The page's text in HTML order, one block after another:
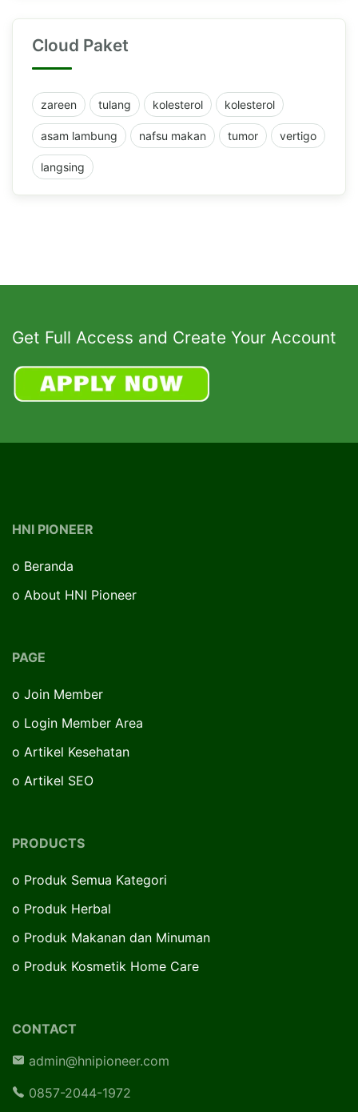
Cloud Paket
zareen tulang kolesterol kolesterol
asam lambung nafsu makan tumor vertigo
langsing
Get Full Access and Create Your Account
HNI PIONEER
o Beranda
o About HNI Pioneer
PAGE
o Join Member
o Login Member Area
o Artikel Kesehatan
o Artikel SEO
PRODUCTS
o Produk Semua Kategori
o Produk Herbal
o Produk Makanan dan Minuman
o Produk Kosmetik Home Care
CONTACT
admin@hnipioneer.com
0857-2044-1972